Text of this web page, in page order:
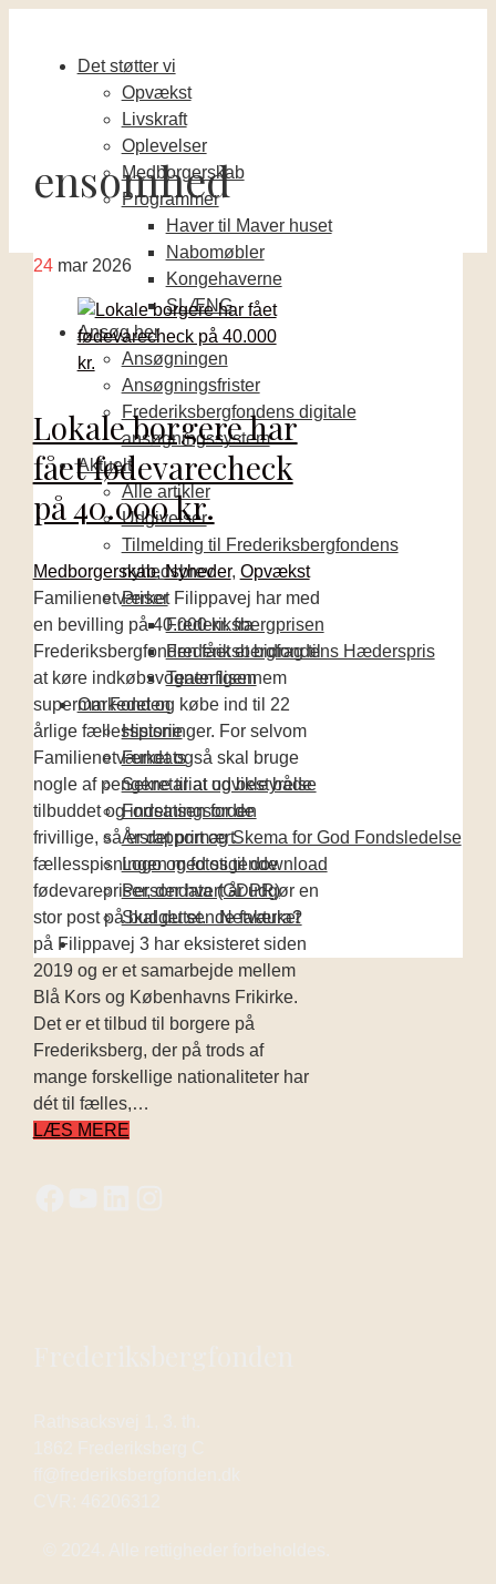
Det støtter vi
Opvækst
Livskraft
Oplevelser
Medborgerskab
Programmer
Haver til Maver huset
Nabomøbler
Kongehaverne
SLÆNG
Ansøg her
Ansøgningen
Ansøgningsfrister
Frederiksbergfondens digitale
ansøgningssystem
Aktuelt
Alle artikler
Udgivelser
Tilmelding til Frederiksbergfondens
nyhedsbrev
Priser
Frederiksbergprisen
Frederiksbergfondens Hæderspris
Teaterflisen
Om Fonden
Historie
Fundats
Sekretariat og bestyrelse
Forretningsorden
Årsrapport og Skema for God Fondsledelse
Logo og fotos til download
Persondata (GDPR)
Skal du sende faktura?
ensomhed
24 mar 2026
Lokale borgere har
fået fødevarecheck
på 40.000 kr.
Medborgerskab,Nyheder, Opvækst
Familienetværket Filippavej har med
en bevilling på 40.000 kr. fra
Frederiksbergfonden fået et bidrag til
at køre indkøbsvognen igennem
supermarkedet og købe ind til 22
årlige fællesspisninger. For selvom
Familienetværket også skal bruge
nogle af pengene til at udvikle både
tilbuddet og indsatsen for de
frivillige, så er det primært
fællesspisningen med stigende
fødevarepriser, der hvert år udgør en
stor post på budgettet. Netværket
på Filippavej 3 har eksisteret siden
2019 og er et samarbejde mellem
Blå Kors og Københavns Frikirke.
Det er et tilbud til borgere på
Frederiksberg, der på trods af
mange forskellige nationaliteter har
dét til fælles,…
LÆS MERE